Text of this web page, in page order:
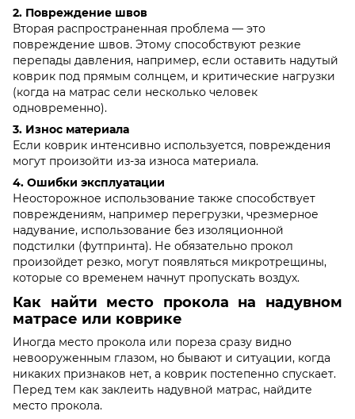
2. Повреждение швов
Вторая распространенная проблема — это
повреждение швов. Этому способствуют резкие
перепады давления, например, если оставить надутый
коврик под прямым солнцем, и критические нагрузки
(когда на матрас сели несколько человек
одновременно).
3. Износ материала
Если коврик интенсивно используется, повреждения
могут произойти из-за износа материала.
4. Ошибки эксплуатации
Неосторожное использование также способствует
повреждениям, например перегрузки, чрезмерное
надувание, использование без изоляционной
подстилки (футпринта). Не обязательно прокол
произойдет резко, могут появляться микротрещины,
которые со временем начнут пропускать воздух.
Как найти место прокола на надувном
матрасе или коврике
Иногда место прокола или пореза сразу видно
невооруженным глазом, но бывают и ситуации, когда
никаких признаков нет, а коврик постепенно спускает.
Перед тем как заклеить надувной матрас, найдите
место прокола.